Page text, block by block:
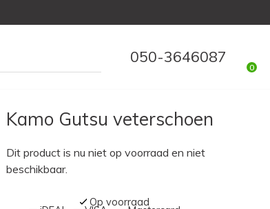
050-3646087
0
Kamo Gutsu veterschoen
Dit product is nu niet op voorraad en niet
beschikbaar.
Op voorraad